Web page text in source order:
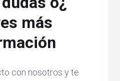
más
con nosotros y te